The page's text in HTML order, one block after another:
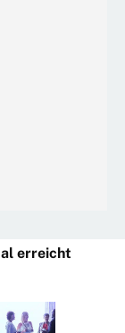
erreicht